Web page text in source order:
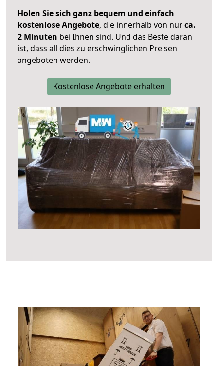
Holen Sie sich ganz bequem und einfach
kostenlose Angebote, die innerhalb von nurca.
2 Minuten bei Ihnen sind. Und das Beste daran
ist, dass all dies zu erschwinglichen Preisen
angeboten werden.
Kostenlose Angebote erhalten